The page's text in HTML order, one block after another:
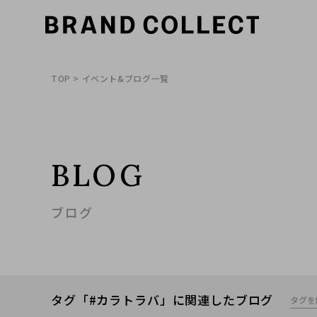
TOP > イベント&ブログ一覧
BLOG
ブログ
タグ「#カラトラバ」に関連したブログ タグ